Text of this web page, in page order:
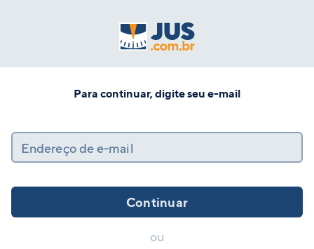
Para continuar, digite seu e-mail
Endereço de e-mail
Continuar
ou